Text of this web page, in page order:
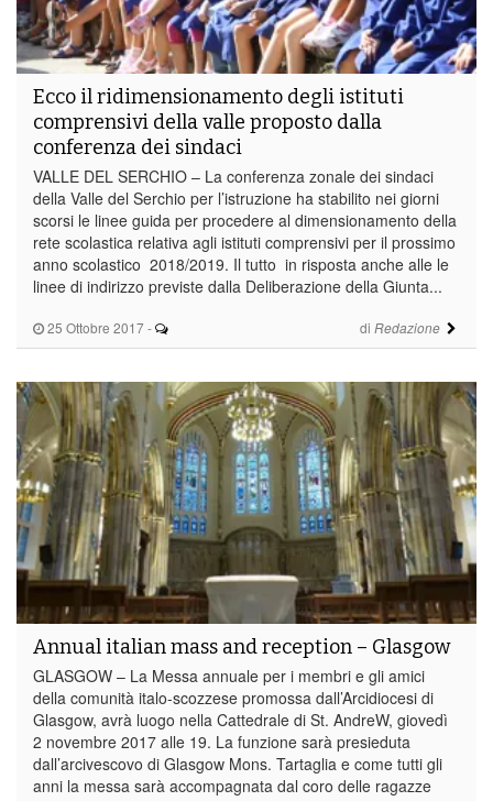
25 Ottobre 2017 - di Redazione
Ecco il ridimensionamento degli istituti
comprensivi della valle proposto dalla
conferenza dei sindaci
VALLE DEL SERCHIO – La conferenza zonale dei sindaci
della Valle del Serchio per l’istruzione ha stabilito nei giorni
scorsi le linee guida per procedere al dimensionamento della
rete scolastica relativa agli istituti comprensivi per il prossimo
anno scolastico 2018/2019. Il tutto in risposta anche alle le
linee di indirizzo previste dalla Deliberazione della Giunta...
Annual italian mass and reception – Glasgow
GLASGOW – La Messa annuale per i membri e gli amici
della comunità italo-scozzese promossa dall’Arcidiocesi di
Glasgow, avrà luogo nella Cattedrale di St. AndreW, giovedì
2 novembre 2017 alle 19. La funzione sarà presieduta
dall’arcivescovo di Glasgow Mons. Tartaglia e come tutti gli
anni la messa sarà accompagnata dal coro delle ragazze